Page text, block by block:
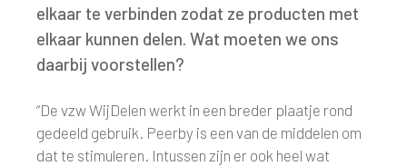
elkaar te verbinden zodat ze producten met
elkaar kunnen delen. Wat moeten we ons
daarbij voorstellen?
“De vzw WijDelen werkt in een breder plaatje rond
gedeeld gebruik. Peerby is een van de middelen om
dat te stimuleren. Intussen zijn er ook heel wat